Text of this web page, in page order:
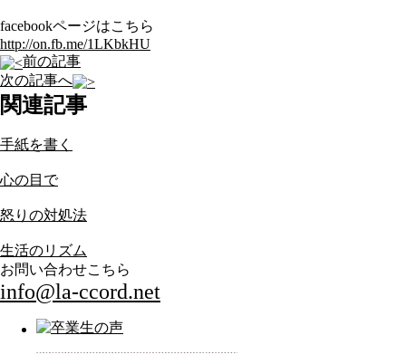
facebookページはこちら
http://on.fb.me/1LKbkHU
前の記事
次の記事へ
関連記事
手紙を書く
心の目で
怒りの対処法
生活のリズム
お問い合わせこちら
info@la-ccord.net